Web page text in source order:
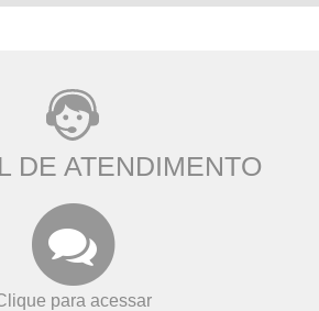
DE ATENDIMENTO
para acessar